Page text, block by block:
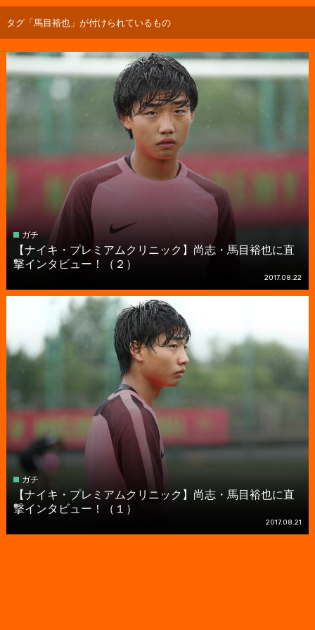
タグ「馬目裕也」が付けられているもの
ガチ
【ナイキ・プレミアムクリニック】尚志・馬目裕也に直
撃インタビュー！（２）
2017.08.22
ガチ
【ナイキ・プレミアムクリニック】尚志・馬目裕也に直
撃インタビュー！（１）
2017.08.21